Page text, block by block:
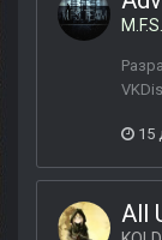
15
All